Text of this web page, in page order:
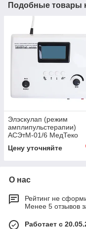
Подобные товары
Элэскулап (режим
амплипульстерапии)
АСЭтМ-01/6 МедТеко
Цену уточняйте
О нас
Рейтинг не
Менее 5 отзывов
Работает с